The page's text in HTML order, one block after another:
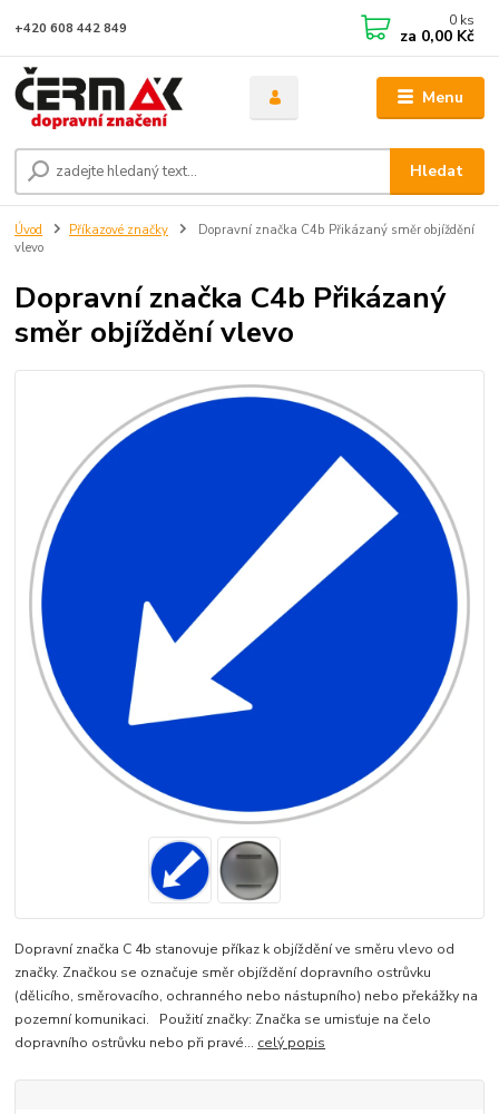
Menu
Hledat
+420 608 442 849 0 ks
za 0,00 Kč
Úvod Příkazové značky
Dopravní značka C4b Přikázaný směr objíždění
vlevo
Dopravní značka C4b Přikázaný
směr objíždění vlevo
Dopravní značka C 4b stanovuje příkaz k objíždění ve směru vlevo od
značky. Značkou se označuje směr objíždění dopravního ostrůvku
(dělicího, směrovacího, ochranného nebo nástupního) nebo překážky na
pozemní komunikaci. Použití značky: Značka se umisťuje na čelo
dopravního ostrůvku nebo při pravé... celý popis